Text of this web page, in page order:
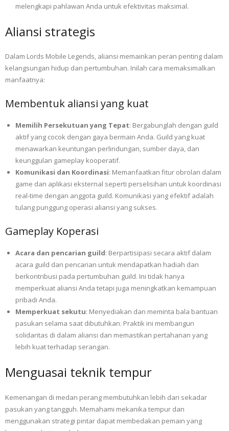
melengkapi pahlawan Anda untuk efektivitas maksimal.
Aliansi strategis
Dalam Lords Mobile Legends, aliansi memainkan peran penting dalam
kelangsungan hidup dan pertumbuhan. Inilah cara memaksimalkan
manfaatnya:
Membentuk aliansi yang kuat
Memilih Persekutuan yang Tepat: Bergabunglah dengan guild
aktif yang cocok dengan gaya bermain Anda. Guild yang kuat
menawarkan keuntungan perlindungan, sumber daya, dan
keunggulan gameplay kooperatif.
Komunikasi dan Koordinasi: Memanfaatkan fitur obrolan dalam
game dan aplikasi eksternal seperti perselisihan untuk koordinasi
real-time dengan anggota guild. Komunikasi yang efektif adalah
tulang punggung operasi aliansi yang sukses.
Gameplay Koperasi
Acara dan pencarian guild: Berpartisipasi secara aktif dalam
acara guild dan pencarian untuk mendapatkan hadiah dan
berkontribusi pada pertumbuhan guild. Ini tidak hanya
memperkuat aliansi Anda tetapi juga meningkatkan kemampuan
pribadi Anda.
Memperkuat sekutu: Menyediakan dan meminta bala bantuan
pasukan selama saat dibutuhkan. Praktik ini membangun
solidaritas di dalam aliansi dan memastikan pertahanan yang
lebih kuat terhadap serangan.
Menguasai teknik tempur
Kemenangan di medan perang membutuhkan lebih dari sekadar
pasukan yang tangguh. Memahami mekanika tempur dan
menggunakan strategi pintar dapat membedakan pemain yang